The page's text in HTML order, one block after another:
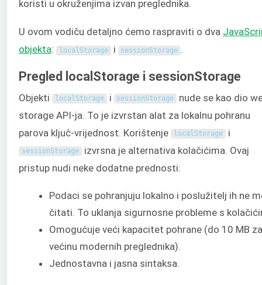
koristi u okruženjima izvan preglednika.
U ovom vodiču detaljno ćemo raspraviti o dva
objekta: localStorage i sessionStorage .
Pregled localStorage i sessionStorage
Objekti localStorage i sessionStorage
nude se kao dio
storage API-ja. To je izvrstan alat za lokalnu pohranu
parova ključ-vrijednost. Korištenje
localStorage i
sessionStorage izvrsna je alternativa kolačićima. Ovaj
pristup nudi neke dodatne prednosti:
Podaci se pohranjuju lokalno i poslužitelj ih ne
čitati. To uklanja sigurnosne probleme s
Omogućuje veći kapacitet pohrane (do 10 MB za
većinu modernih preglednika).
Jednostavna i jasna sintaksa.